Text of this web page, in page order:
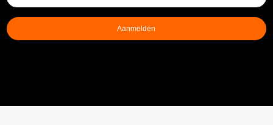
mailadres(Vereist)
Aanmelden